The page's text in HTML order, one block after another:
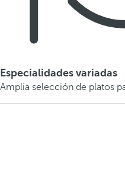
Especialidades variadas
Amplia selección de platos